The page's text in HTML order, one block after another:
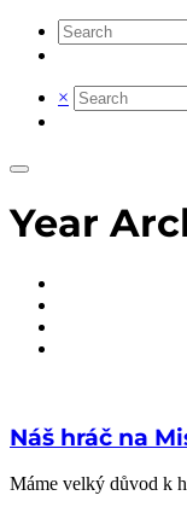
×
Year
Náš hráč na
Máme velký důvod k